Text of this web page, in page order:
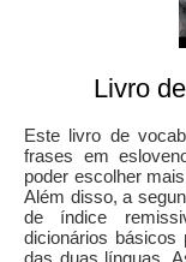
Livro
Este livro de
frases em
poder escolher
Além disso, a
de índice
dicionários básicos
das duas línguas.